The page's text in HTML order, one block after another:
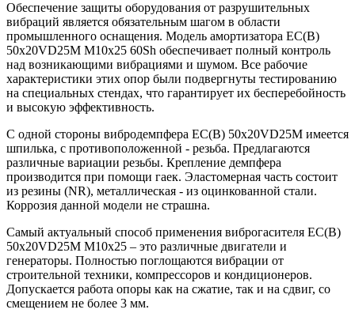
Обеспечение защиты оборудования от разрушительных
вибраций является обязательным шагом в области
промышленного оснащения. Модель амортизатора EC(B)
50x20VD25M M10x25 60Sh обеспечивает полный контроль
над возникающими вибрациями и шумом. Все рабочие
характеристики этих опор были подвергнуты тестированию
на специальных стендах, что гарантирует их бесперебойность
и высокую эффективность.
С одной стороны вибродемпфера EC(B) 50x20VD25M имеется
шпилька, с противоположенной - резьба. Предлагаются
различные вариации резьбы. Крепление демпфера
производится при помощи гаек. Эластомерная часть состоит
из резины (NR), металлическая - из оцинкованной стали.
Коррозия данной модели не страшна.
Самый актуальный способ применения виброгасителя EC(B)
50x20VD25M M10x25 – это различные двигатели и
генераторы. Полностью поглощаются вибрации от
строительной техники, компрессоров и кондиционеров.
Допускается работа опоры как на сжатие, так и на сдвиг, со
смещением не более 3 мм.